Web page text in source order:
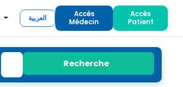
العربية
Accès
Médecin
Accès
Patient
Recherche